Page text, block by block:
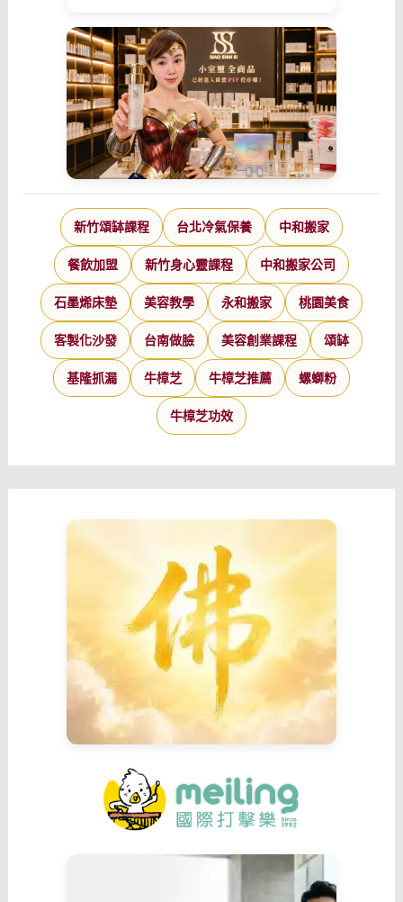
新竹頌缽課程 台北冷氣保養 中和搬家
餐飲加盟 新竹身心靈課程 中和搬家公司
石墨烯床墊 美容教學 永和搬家 桃園美食
客製化沙發 台南做臉 美容創業課程 頌缽
基隆抓漏 牛樟芝 牛樟芝推薦 螺螄粉
牛樟芝功效